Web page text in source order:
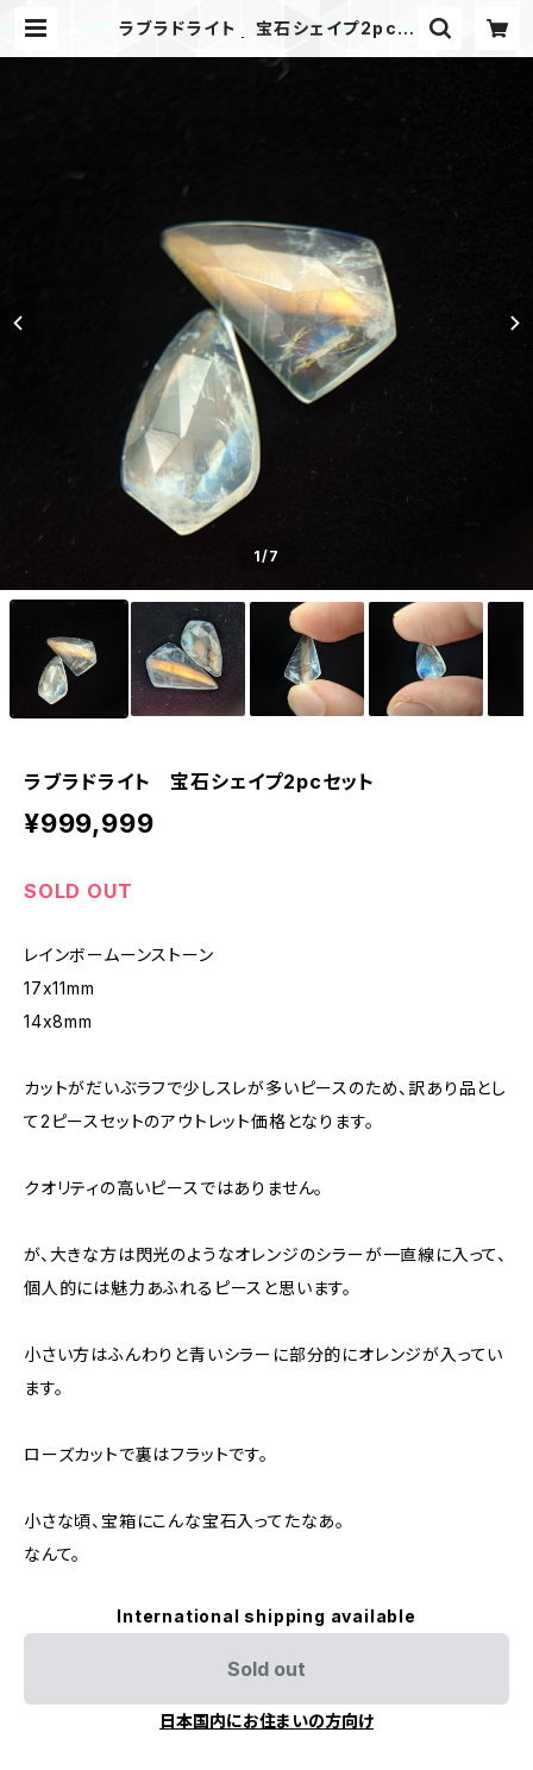
ラブラドライト 宝石シェイプ2pcセ
1/7
ラブラドライト 宝石シェイプ2pcセット
¥999,999
SOLD OUT
レインボームーンストーン
17x11mm
14x8mm
カットがだいぶラフで少しスレが多いピースのため、訳あり品とし
て2ピースセットのアウトレット価格となります。
クオリティの高いピースではありません。
が、大きな方は閃光のようなオレンジのシラーが一直線に入って、
個人的には魅力あふれるピースと思います。
小さい方はふんわりと青いシラーに部分的にオレンジが入ってい
ます。
ローズカットで裏はフラットです。
小さな頃、宝箱にこんな宝石入ってたなあ。
なんて。
International shipping available
Sold out
日本国内にお住まいの方向け